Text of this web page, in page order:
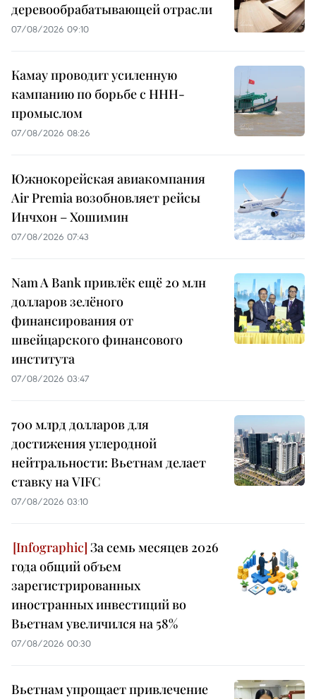
деревообрабатывающей отрасли
07/08/2026 09:10
Камау проводит усиленную
кампанию по борьбе с ННН-
промыслом
07/08/2026 08:26
Южнокорейская авиакомпания
Air Premia возобновляет рейсы
Инчхон – Хошимин
07/08/2026 07:43
Nam A Bank привлёк ещё 20 млн
долларов зелёного
финансирования от
швейцарского финансового
института
07/08/2026 03:47
700 млрд долларов для
достижения углеродной
нейтральности: Вьетнам делает
ставку на VIFC
07/08/2026 03:10
За семь месяцев 2026
года общий объем
зарегистрированных
иностранных инвестиций во
Вьетнам увеличился на 58%
07/08/2026 00:30
Вьетнам упрощает привлечение